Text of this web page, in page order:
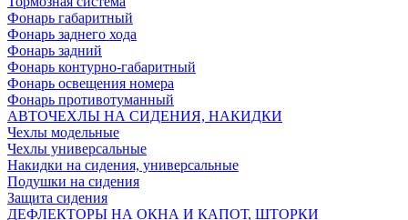
Фонарь габаритный
Фонарь заднего хода
Фонарь задний
Фонарь контурно-габаритный
Фонарь освещения номера
Фонарь противотуманный
АВТОЧЕХЛЫ НА СИДЕНИЯ, НАКИДКИ
Чехлы модельные
Чехлы универсальные
Накидки на сидения, универсальные
Подушки на сидения
Защита сидения
ДЕФЛЕКТОРЫ НА ОКНА И КАПОТ, ШТОРКИ